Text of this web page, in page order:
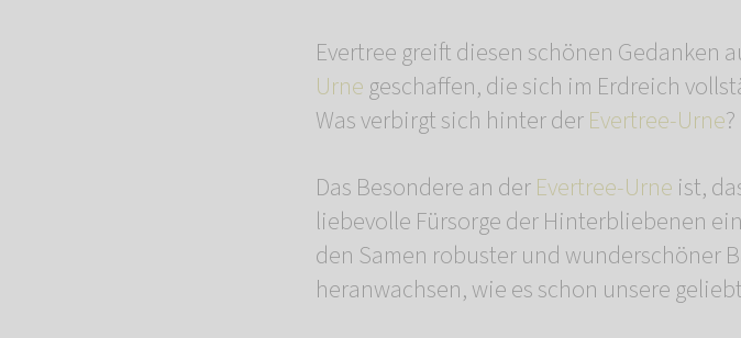
Evertree greift diesen schönen
Urnegeschaffen, die sich im Erdreich
Was verbirgt sich hinter derEvertree-Urne?
Das Besondere an derEvertree-Urne ist,
liebevolle Fürsorge der Hinterbliebenen
den Samen robuster und wunderschöner
heranwachsen, wie es schon unsere